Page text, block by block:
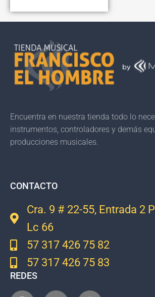
Encuentra en nuestra tienda todo lo
instrumentos, controladores y demás
producciones musicales.
CONTACTO
Cra. 9 # 22-55, Entrada 2
Lc 66
57 317 426 75 82
57 317 426 75 83
REDES